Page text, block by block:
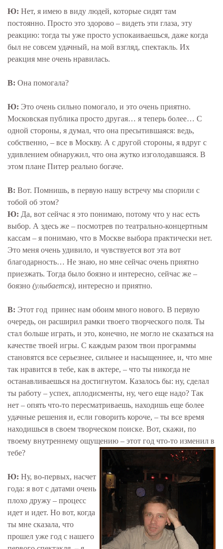
Ю: Нет, я имею в виду людей, которые сидят там
постоянно. Просто это здорово – видеть эти глаза, эту
реакцию: тогда ты уже просто успокаиваешься, даже когда
был не совсем удачный, на мой взгляд, спектакль. Их
реакция мне очень нравилась.
В: Она помогала?
Ю: Это очень сильно помогало, и это очень приятно.
Московская публика просто другая… я теперь более… С
одной стороны, я думал, что она пресытившаяся: ведь,
собственно, – все в Москву. А с другой стороны, я вдруг с
удивлением обнаружил, что она жутко изголодавшаяся. В
этом плане Питер реально богаче.
В: Вот. Помнишь, в первую нашу встречу мы спорили с
тобой об этом?
Ю: Да, вот сейчас я это понимаю, потому что у нас есть
выбор. А здесь же – посмотрев по театрально-концертным
кассам – я понимаю, что в Москве выбора практически нет.
Это меня очень удивило, и чувствуется вот эта вот
благодарность… Не знаю, но мне сейчас очень приятно
приезжать. Тогда было боязно и интересно, сейчас же –
боязно (улыбается), интересно и приятно.
В: Этот год принес нам обоим много нового. В первую
очередь, он расширил рамки твоего творческого поля. Ты
стал больше играть, и это, конечно, не могло не сказаться на
качестве твоей игры. С каждым разом твои программы
становятся все серьезнее, сильнее и насыщеннее, и, что мне
так нравится в тебе, как в актере, – что ты никогда не
останавливаешься на достигнутом. Казалось бы: ну, сделал
ты работу – успех, аплодисменты, ну, чего еще надо? Так
нет – опять что-то пересматриваешь, находишь еще более
удачные решения и, если говорить короче, – ты все время
находишься в своем творческом поиске. Вот, скажи, по
твоему внутреннему ощущению – этот год что-то изменил в
тебе?
Ю: Ну, во-первых, насчет
года: я вот с датами очень
плохо дружу – процесс
идет и идет. Но вот, когда
ты мне сказала, что
прошел уже год с нашего